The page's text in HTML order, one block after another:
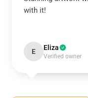
with it!
E Eliza
Verified owner